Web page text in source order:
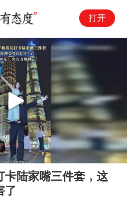
打开
Play
卡陆家嘴三件套，这
了